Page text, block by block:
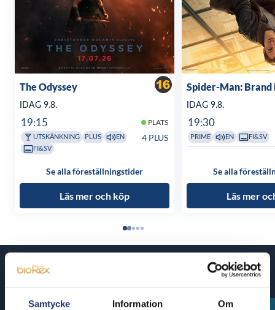
Samtycke Information Om
The Odyssey
IDAG 9.8.
19:15 PLATS
UTSKÄNKNING PLUS
EN
FI&SV
4 PLUS
Se alla föreställningstider
Läs mer och köp
Spider-Man: Brand
IDAG 9.8.
19:30
PRIME EN FI&SV
Se alla
Läs mer
Kommande filmer